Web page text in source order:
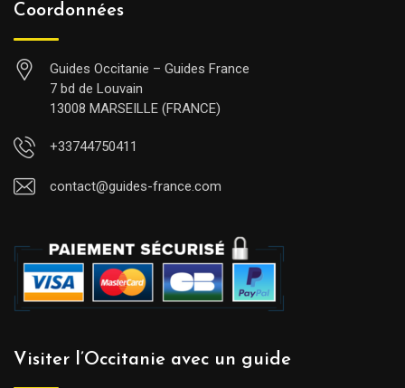
Coordonnées
Guides Occitanie – Guides France
7 bd de Louvain
13008 MARSEILLE (FRANCE)
+33744750411
contact@guides-france.com
Visiter l’Occitanie avec un guide